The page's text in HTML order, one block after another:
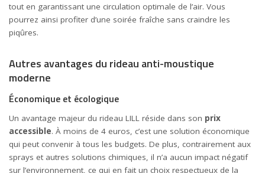
tout en garantissant une circulation optimale de l’air. Vous
pourrez ainsi profiter d’une soirée fraîche sans craindre les
piqûres.
Autres avantages du rideau anti-moustique
moderne
Économique et écologique
Un avantage majeur du rideau LILL réside dans son prix
accessible. À moins de 4 euros, c’est une solution économique
qui peut convenir à tous les budgets. De plus, contrairement aux
sprays et autres solutions chimiques, il n’a aucun impact négatif
sur l’environnement, ce qui en fait un choix respectueux de la